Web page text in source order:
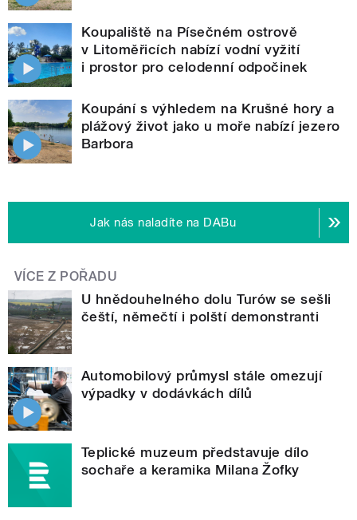
Koupaliště na Písečném ostrově
v Litoměřicích nabízí vodní vyžití
i prostor pro celodenní odpočinek
Koupání s výhledem na Krušné hory a
plážový život jako u moře nabízí jezero
Barbora
Jak nás naladíte na DABu
VÍCE Z POŘADU
U hnědouhelného dolu Turów se sešli
čeští, němečtí i polští demonstranti
Automobilový průmysl stále omezují
výpadky v dodávkách dílů
Teplické muzeum představuje dílo
sochaře a keramika Milana Žofky